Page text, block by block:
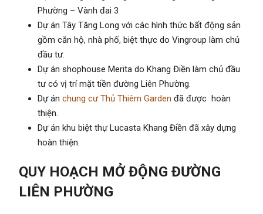
Phường – Vành đai 3
Dự án Tây Tăng Long với các hình thức bất động sản
gồm căn hộ, nhà phố, biệt thực do Vingroup làm chủ
đầu tư.
Dự án shophouse Merita do Khang Điền làm chủ đầu
tư có vị trí mặt tiền đường Liên Phường.
Dự án chung cư Thủ Thiêm Garden đã được hoàn
thiện.
Dự án khu biệt thự Lucasta Khang Điền đã xây dựng
hoàn thiện.
QUY HOẠCH MỞ ĐỘNG ĐƯỜNG
LIÊN PHƯỜNG